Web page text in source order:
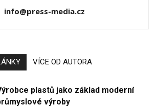
info@press-media.cz
VÍCE OD AUTORA
plastů jako základ moderní
výroby